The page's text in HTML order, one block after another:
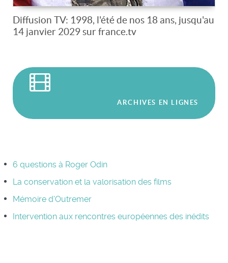
Diffusion TV: 1998, l'été de nos 18 ans, jusqu'au
14 janvier 2029 sur france.tv
ARCHIVES EN LIGNES
6 questions à Roger Odin
La conservation et la valorisation des films
Mémoire d'Outremer
Intervention aux rencontres européennes des inédits